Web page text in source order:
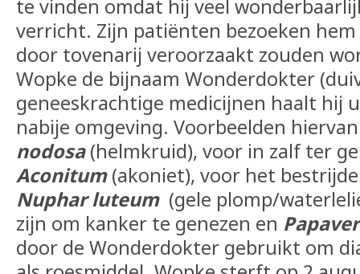
te vinden omdat hij veel
verricht. Zijn patiënten bezoeken
door tovenarij veroorzaakt zouden
Wopke de bijnaam Wonderdokter
geneeskrachtige medicijnen haalt hij
nabije omgeving. Voorbeelden
nodosa(helmkruid), voor in zalf ter
Aconitum(akoniet), voor het
Nuphar luteum(gele plomp/
zijn om kanker te genezen en
door de Wonderdokter gebruikt om